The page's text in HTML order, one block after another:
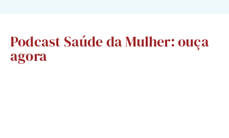
Podcast Saúde da Mulher: ouça
agora